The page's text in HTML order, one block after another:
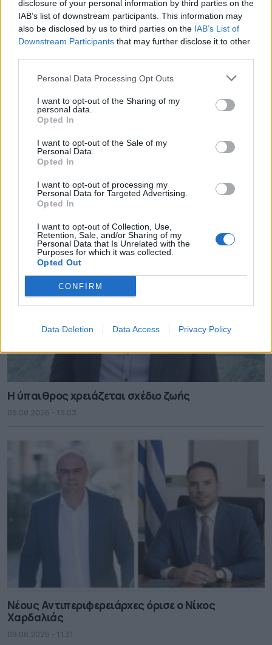
disclosure of your personal information by third parties on the
IAB’s list of downstream participants. This information may
also be disclosed by us to third parties on the IAB’s List of
Downstream Participants that may further disclose it to other
Personal Data Processing Opt Outs
I want to opt-out of the Sharing of my
personal data.
Opted In
I want to opt-out of the Sale of my
Personal Data.
Opted In
I want to opt-out of processing my
Personal Data for Targeted Advertising.
Opted In
I want to opt-out of Collection, Use,
Retention, Sale, and/or Sharing of my
Personal Data that Is Unrelated with the
Purposes for which it was collected.
Opted Out
CONFIRM
Data Deletion Data Access Privacy Policy
Παράταξη Δήμου Νέας Ιωνίας – Ποιοί είμαστε
10.08.2026 - 00.25
Η ύπαιθρος χρειάζεται σχέδιο ζωής
09.08.2026 - 19.03
Νέους Αντιπεριφερειάρχες όρισε ο Νίκος
Χαρδαλιάς
09.08.2026 - 11.31